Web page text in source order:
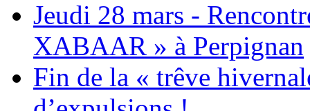
Jeudi 28 mars -
XABAAR » à Perpignan
Fin de la « trêve